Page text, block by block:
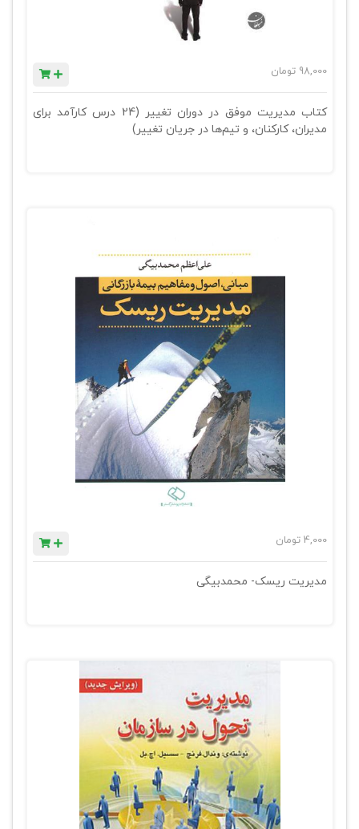
98,000 تومان
کتاب مدیریت موفق در دوران تغییر (24 درس کارآمد برای
مدیران، کارکنان، و تیم‌ها در جریان تغییر)
4,000 تومان
مدیریت ریسک- محمدبیگی